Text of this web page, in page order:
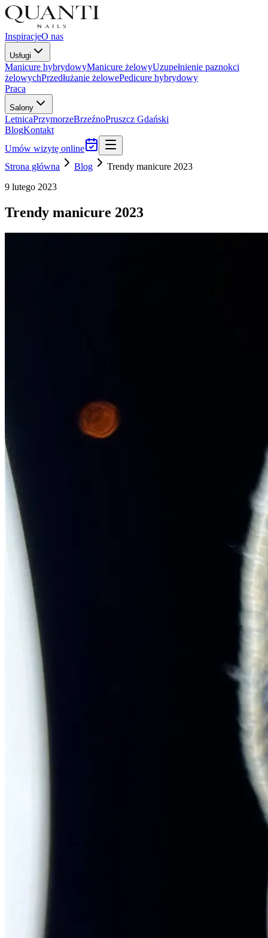
InspiracjeO nas
Usługi
Manicure hybrydowyManicure żelowyUzupełnienie paznokci
żelowychPrzedłużanie żelowePedicure hybrydowy
Praca
Salony
LetnicaPrzymorzeBrzeźnoPruszcz Gdański
BlogKontakt
Umów wizytę online
Strona główna
Blog
Trendy manicure 2023
9 lutego 2023
Trendy manicure 2023